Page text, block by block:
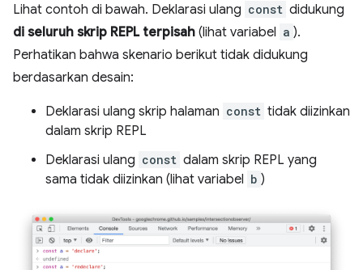
Lihat contoh di bawah. Deklarasi ulang const didukung
di seluruh skrip REPL terpisah (lihat variabel a ).
Perhatikan bahwa skenario berikut tidak didukung
berdasarkan desain:
Deklarasi ulang skrip halaman const tidak diizinkan
dalam skrip REPL
Deklarasi ulang const dalam skrip REPL yang
sama tidak diizinkan (lihat variabel b )